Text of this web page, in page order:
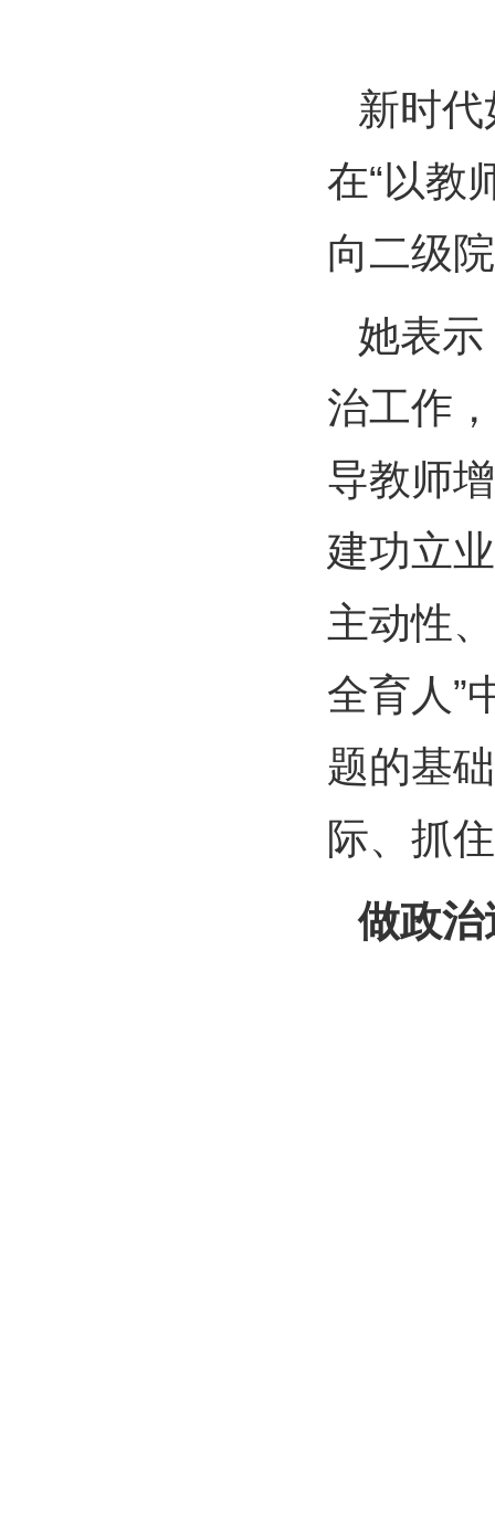
新时
在“以教
向二级
她表
治工作
导教师
建功立
主动性
全育人”
题的基
际、抓
做政